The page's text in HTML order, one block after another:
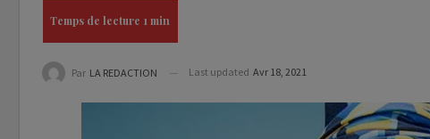
Par LA REDACTION Last updated Avr 18, 2021